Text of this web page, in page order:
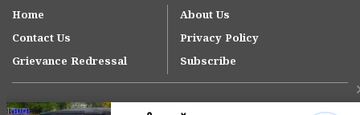
Home
About Us
Contact Us
Privacy Policy
Grievance Redressal
Subscribe